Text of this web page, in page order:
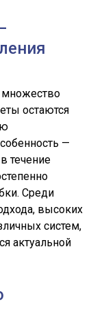
множество
остаются
—
течение
Среди
высоких
систем,
актуальной